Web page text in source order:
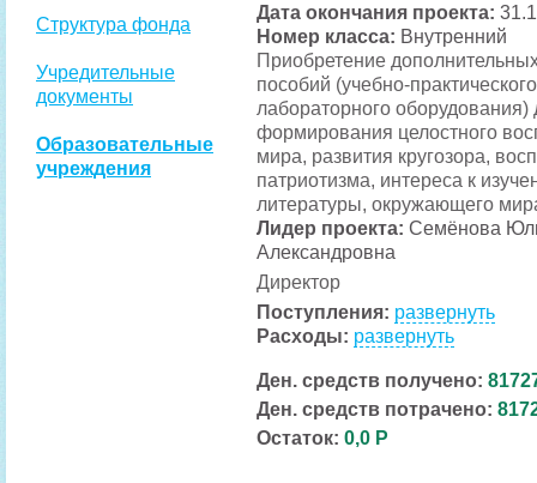
Структура фонда
Учредительные
документы
Образовательные
учреждения
Дата окончания проекта:
Номер класса: Внутренний
Приобретение
пособий (учебно-
лабораторного оборудования)
формирования целостного
мира, развития кругозора,
патриотизма, интереса к
литературы, окружающего
Лидер проекта: Семёнова
Александровна
Директор
Поступления: развернуть
Расходы: развернуть
Ден. средств получено:
Ден. средств потрачено:
Остаток: 0,0 Р